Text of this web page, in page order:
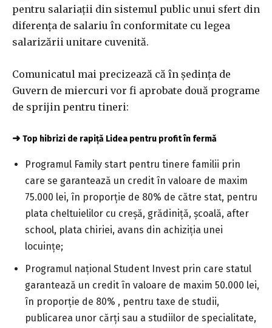
pentru salariaţii din sistemul public unui sfert din
diferenţa de salariu în conformitate cu legea
salarizării unitare cuvenită.
Comunicatul mai precizează că în şedinţa de
Guvern de miercuri vor fi aprobate două programe
de sprijin pentru tineri:
➜ Top hibrizi de rapiță Lidea pentru profit în fermă
Programul Family start pentru tinere familii prin
care se garantează un credit în valoare de maxim
75.000 lei, în proporţie de 80% de către stat, pentru
plata cheltuielilor cu creşă, grădiniţă, şcoală, after
school, plata chiriei, avans din achiziţia unei
locuinţe;
Programul naţional Student Invest prin care statul
garantează un credit în valoare de maxim 50.000 lei,
în proporţie de 80% , pentru taxe de studii,
publicarea unor cărţi sau a studiilor de specialitate,